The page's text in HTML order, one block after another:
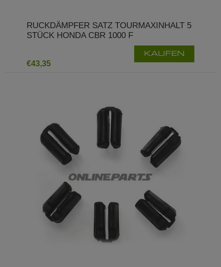
RUCKDÄMPFER SATZ TOURMAXINHALT 5
STÜCK HONDA CBR 1000 F
€43,35
KAUFEN